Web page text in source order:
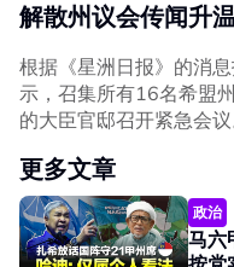
解散州议会传闻升
根据《星洲日报》的消
示，召集所有16名希盟
的大臣官邸召开紧急会议
更多文章
政治
马六